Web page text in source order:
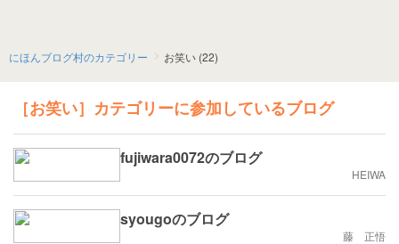
にほんブログ村のカテゴリー お笑い (22)
［お笑い］カテゴリーに参加しているブログ
fujiwara0072のブログ
HEIWA
syougoのブログ
藤 正悟